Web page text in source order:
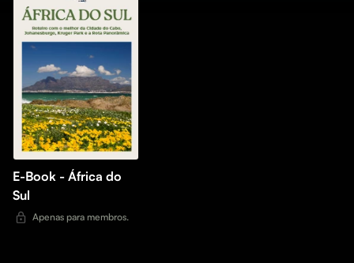
E-Book - África do
Sul
Apenas para membros.